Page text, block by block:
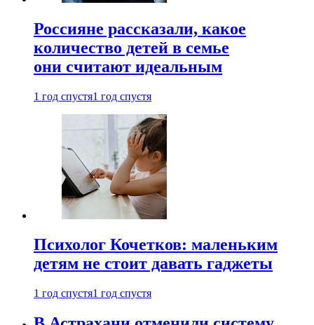
Россияне рассказали, какое
количество детей в семье
они считают идеальным
1 год спустя1 год спустя
Психолог Кочетков: маленьким
детям не стоит давать гаджеты
1 год спустя1 год спустя